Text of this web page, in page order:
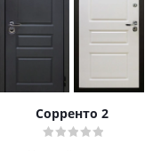
Сорренто 2